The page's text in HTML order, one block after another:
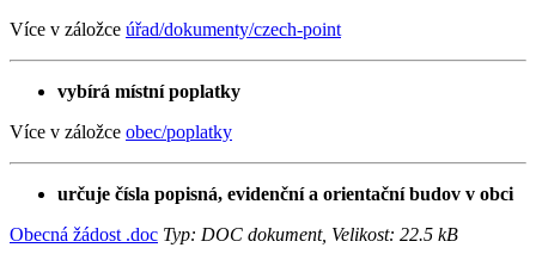
Více v záložce úřad/dokumenty/czech-point
vybírá místní poplatky
Více v záložce obec/poplatky
určuje čísla popisná, evidenční a orientační budov v obci
Obecná žádost .doc Typ: DOC dokument, Velikost: 22.5 kB